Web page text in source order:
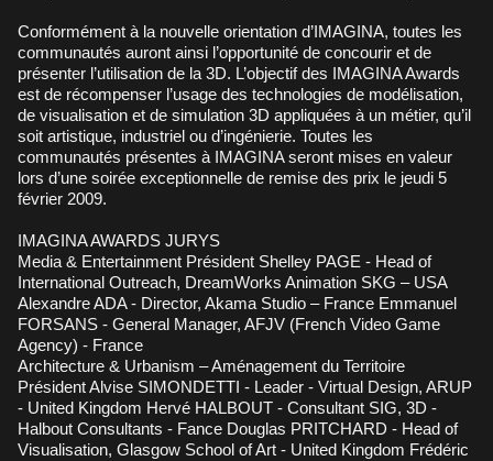
Conformément à la nouvelle orientation d’IMAGINA, toutes les
communautés auront ainsi l’opportunité de concourir et de
présenter l’utilisation de la 3D. L’objectif des IMAGINA Awards
est de récompenser l’usage des technologies de modélisation,
de visualisation et de simulation 3D appliquées à un métier, qu’il
soit artistique, industriel ou d’ingénierie. Toutes les
communautés présentes à IMAGINA seront mises en valeur
lors d’une soirée exceptionnelle de remise des prix le jeudi 5
février 2009.
IMAGINA AWARDS JURYS
Media & Entertainment Président Shelley PAGE - Head of
International Outreach, DreamWorks Animation SKG – USA
Alexandre ADA - Director, Akama Studio – France Emmanuel
FORSANS - General Manager, AFJV (French Video Game
Agency) - France
Architecture & Urbanism – Aménagement du Territoire
Président Alvise SIMONDETTI - Leader - Virtual Design, ARUP
- United Kingdom Hervé HALBOUT - Consultant SIG, 3D -
Halbout Consultants - Fance Douglas PRITCHARD - Head of
Visualisation, Glasgow School of Art - United Kingdom Frédéric